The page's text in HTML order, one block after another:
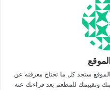
ستجد كل ما تحتاج معرفته عن
وتقييمك للمطعم بعد قراءتك عنه